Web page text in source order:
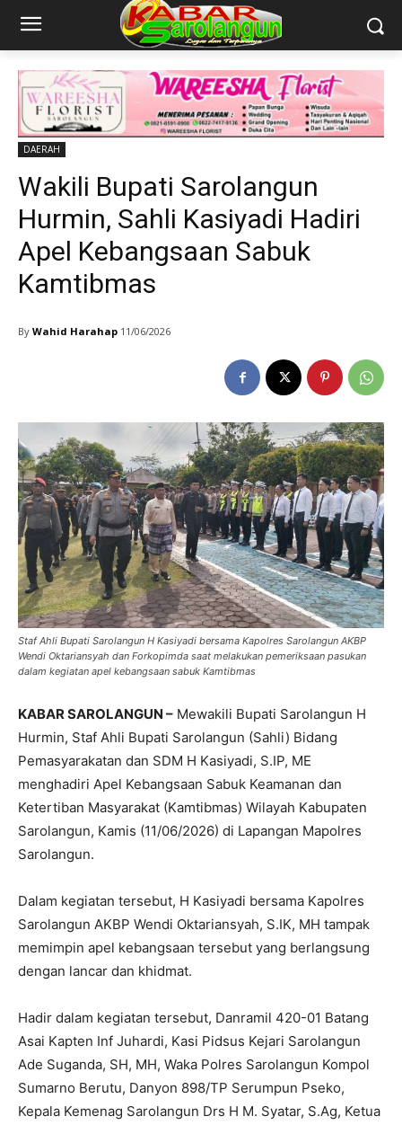
DAERAH
Wakili Bupati Sarolangun
Hurmin, Sahli Kasiyadi Hadiri
Apel Kebangsaan Sabuk
Kamtibmas
By Wahid Harahap 11/06/2026
Staf Ahli Bupati Sarolangun H Kasiyadi bersama Kapolres Sarolangun AKBP
Wendi Oktariansyah dan Forkopimda saat melakukan pemeriksaan pasukan
dalam kegiatan apel kebangsaan sabuk Kamtibmas
KABAR SAROLANGUN – Mewakili Bupati Sarolangun H
Hurmin, Staf Ahli Bupati Sarolangun (Sahli) Bidang
Pemasyarakatan dan SDM H Kasiyadi, S.IP, ME
menghadiri Apel Kebangsaan Sabuk Keamanan dan
Ketertiban Masyarakat (Kamtibmas) Wilayah Kabupaten
Sarolangun, Kamis (11/06/2026) di Lapangan Mapolres
Sarolangun.
Dalam kegiatan tersebut, H Kasiyadi bersama Kapolres
Sarolangun AKBP Wendi Oktariansyah, S.IK, MH tampak
memimpin apel kebangsaan tersebut yang berlangsung
dengan lancar dan khidmat.
Hadir dalam kegiatan tersebut, Danramil 420-01 Batang
Asai Kapten Inf Juhardi, Kasi Pidsus Kejari Sarolangun
Ade Suganda, SH, MH, Waka Polres Sarolangun Kompol
Sumarno Berutu, Danyon 898/TP Serumpun Pseko,
Kepala Kemenag Sarolangun Drs H M. Syatar, S.Ag, Ketua